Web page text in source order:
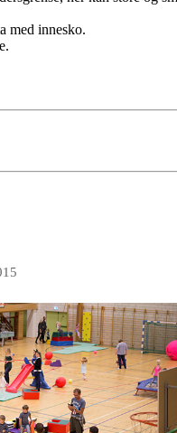
med innesko.